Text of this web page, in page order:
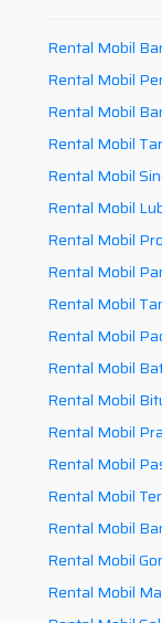
Rental Mobil
Rental Mobil
Rental Mobil
Rental Mobil
Rental Mobil
Rental Mobil
Rental Mobil
Rental Mobil
Rental Mobil
Rental Mobil
Rental Mobil
Rental Mobil
Rental Mobil
Rental Mobil
Rental Mobil
Rental Mobil
Rental Mobil
Rental Mobil